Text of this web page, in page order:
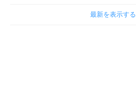
最新を表示する